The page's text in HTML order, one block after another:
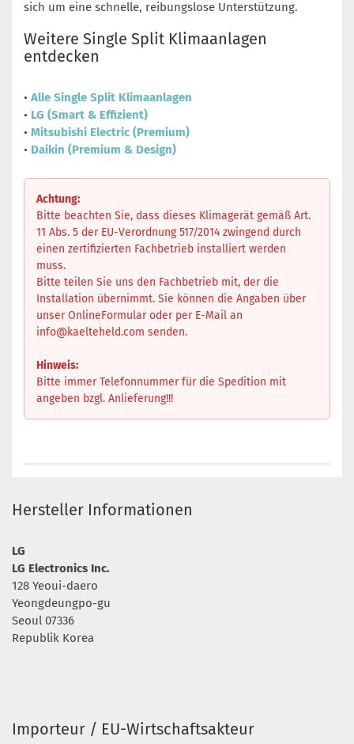
sich um eine schnelle, reibungslose Unterstützung.
Weitere Single Split Klimaanlagen
entdecken
• Alle Single Split Klimaanlagen
• LG (Smart & Effizient)
• Mitsubishi Electric (Premium)
• Daikin (Premium & Design)
Achtung:
Bitte beachten Sie, dass dieses Klimagerät gemäß Art.
11 Abs. 5 der EU-Verordnung 517/2014 zwingend durch
einen zertifizierten Fachbetrieb installiert werden
muss.
Bitte teilen Sie uns den Fachbetrieb mit, der die
Installation übernimmt. Sie können die Angaben über
unser OnlineFormular oder per E-Mail an
info@kaelteheld.com senden.
Hinweis:
Bitte immer Telefonnummer für die Spedition mit
angeben bzgl. Anlieferung!!!
Hersteller Informationen
LG
LG Electronics Inc.
128 Yeoui-daero
Yeongdeungpo-gu
Seoul 07336
Republik Korea
Importeur / EU-Wirtschaftsakteur